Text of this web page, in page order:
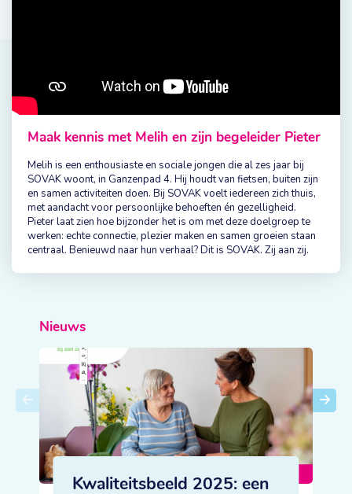
Maak kennis met Melih en zijn begeleider Pieter
Melih is een enthousiaste en sociale jongen die al zes jaar bij
SOVAK woont, in Ganzenpad 4. Hij houdt van fietsen, buiten zijn
en samen activiteiten doen. Bij SOVAK voelt iedereen zich thuis,
met aandacht voor persoonlijke behoeften én gezelligheid.
Pieter laat zien hoe bijzonder het is om met deze doelgroep te
werken: echte connectie, plezier maken en samen groeien staan
centraal. Benieuwd naar hun verhaal? Dit is SOVAK. Zij aan zij.
Nieuws
Kwaliteitsbeeld 2025: een